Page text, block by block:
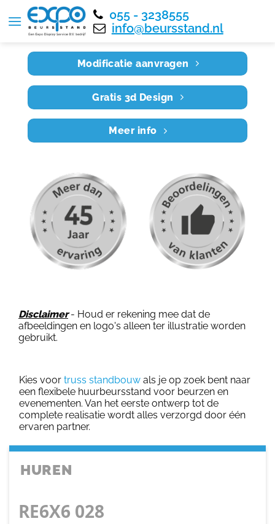
055 - 3238555
info@beursstand.nl
Home RE6X6 028
Modificatie aanvragen
Gratis 3d Design
Meer info
Disclaimer- Houd er rekening mee dat de
afbeeldingen en logo's alleen ter illustratie worden
gebruikt.
Kies voor truss standbouw als je op zoek bent naar
een flexibele huurbeursstand voor beurzen en
evenementen. Van het eerste ontwerp tot de
complete realisatie wordt alles verzorgd door één
ervaren partner.
HUREN
RE6X6 028